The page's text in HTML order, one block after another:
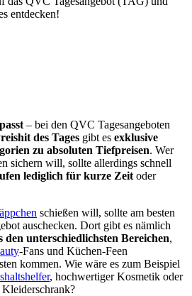
entdecken!
– bei den QVC Tagesangeboten
des Tages gibt es exklusive
zu absoluten Tiefpreisen. Wer
sichern will, sollte allerdings schnell
lediglich für kurze Zeit oder
schießen will, sollte am besten
auschecken. Dort gibt es nämlich
den unterschiedlichsten Bereichen,
-Fans und Küchen-Feen
kommen. Wie wäre es zum Beispiel
, hochwertiger Kosmetik oder